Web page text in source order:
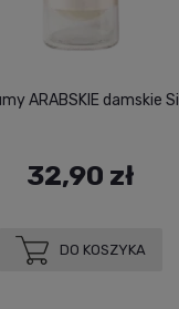
ARABSKIE damskie
32,90 zł
DO KOSZYKA